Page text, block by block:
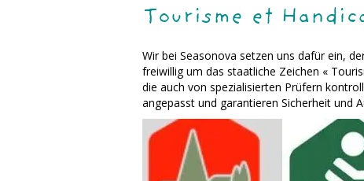
Tourisme et
Wir bei Seasonova setzen uns dafür ein,
freiwillig um das staatliche Zeichen «
die auch von spezialisierten Prüfern
angepasst und garantieren Sicherheit und